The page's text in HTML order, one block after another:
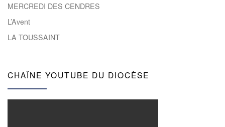
MERCREDI DES CENDRES
L’Avent
LA TOUSSAINT
CHAÎNE YOUTUBE DU DIOCÈSE